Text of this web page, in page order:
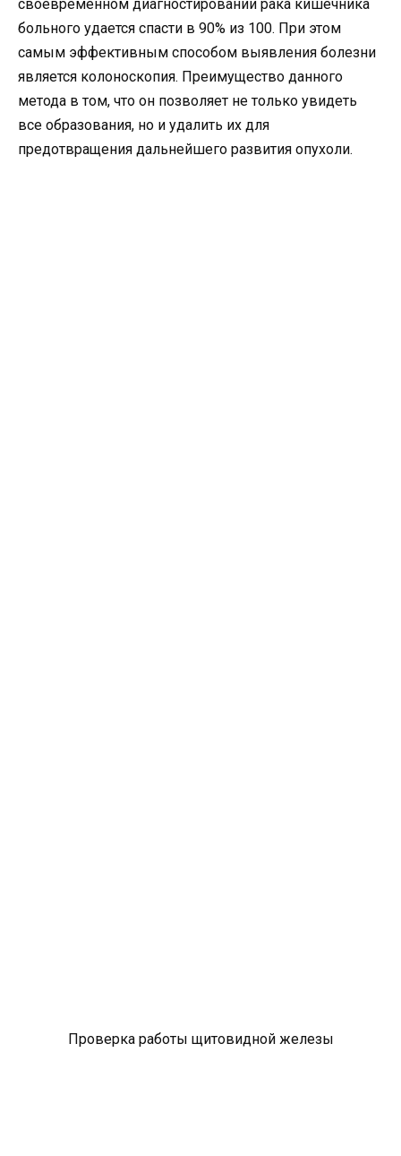
своевременном диагностировании рака кишечника
больного удается спасти в 90% из 100. При этом
самым эффективным способом выявления болезни
является колоноскопия. Преимущество данного
метода в том, что он позволяет не только увидеть
все образования, но и удалить их для
предотвращения дальнейшего развития опухоли.
Проверка работы щитовидной железы